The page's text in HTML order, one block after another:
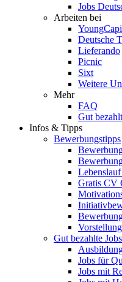
Jobs
Arbeiten bei
Deutsche
Lieferando
Picnic
Sixt
Weitere
Mehr
FAQ
Gut
Infos & Tipps
Bewerbungstipps
Gratis CV
Gut bezahlte Jobs
Jobs für
Jobs mit